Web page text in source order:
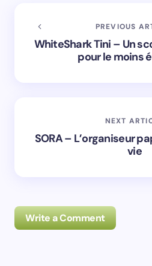
PREVIOUS
WhiteShark Tini – Un
pour le moins
NEXT
SORA – L’organiseur
vie
Write a Comment